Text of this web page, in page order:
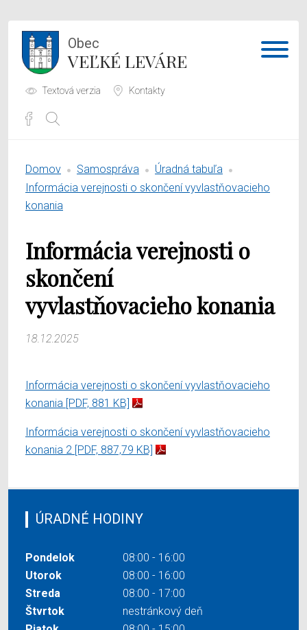
Obec
VEĽKÉ LEVÁRE
Textová verzia Kontakty
Samospráva
O obci
Domov Samospráva
Úradná tabuľa
Informácia verejnosti o skončení vyvlastňovacieho
konania
Informácia verejnosti o
skončení
vyvlastňovacieho konania
18.12.2025
Informácia verejnosti o skončení vyvlastňovacieho
konania [PDF, 881 KB]
Informácia verejnosti o skončení vyvlastňovacieho
konania 2 [PDF, 887,79 KB]
ÚRADNÉ HODINY
Pondelok
08:00 - 16:00
Utorok
08:00 - 16:00
Streda
08:00 - 17:00
Štvrtok
nestránkový deň